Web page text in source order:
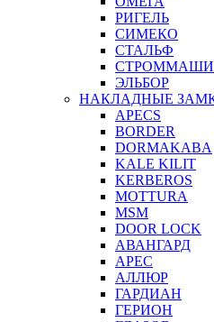
РИГЕЛЬ
СИМЕКО
СТАЛЬФ
ЭЛЬБОР
НАКЛАДНЫЕ
APECS
BORDER
DORMAKABA
KALE KILIT
KERBEROS
MOTTURA
MSM
DOOR LOCK
АВАНГАРД
АРЕС
АЛЛЮР
ГАРДИАН
ГЕРИОН